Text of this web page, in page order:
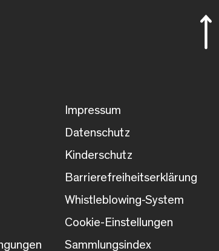
Impressum
Datenschutz
Kinderschutz
Barrierefreiheitserklärung
Whistleblowing-System
Cookie-Einstellungen
Sammlungsindex